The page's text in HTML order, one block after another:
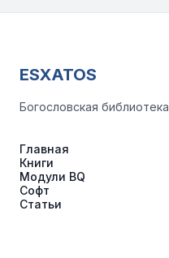
ESXATOS
Богословская библиотека
Главная
Книги
Модули BQ
Софт
Статьи